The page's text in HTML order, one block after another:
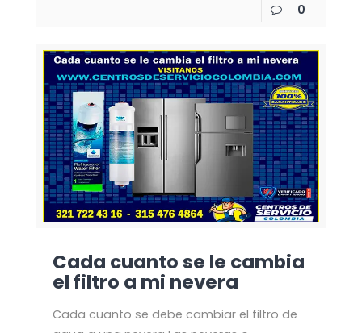
0
Cada cuanto se le cambia
el filtro a mi nevera
Cada cuanto se debe cambiar el filtro de